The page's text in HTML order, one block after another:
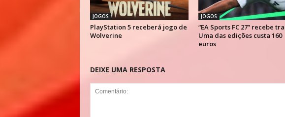
JOGOS
PlayStation 5 receberá jogo de
Wolverine
JOGOS
“EA Sports FC 27” recebe
Uma das edições custa 160
euros
DEIXE UMA RESPOSTA